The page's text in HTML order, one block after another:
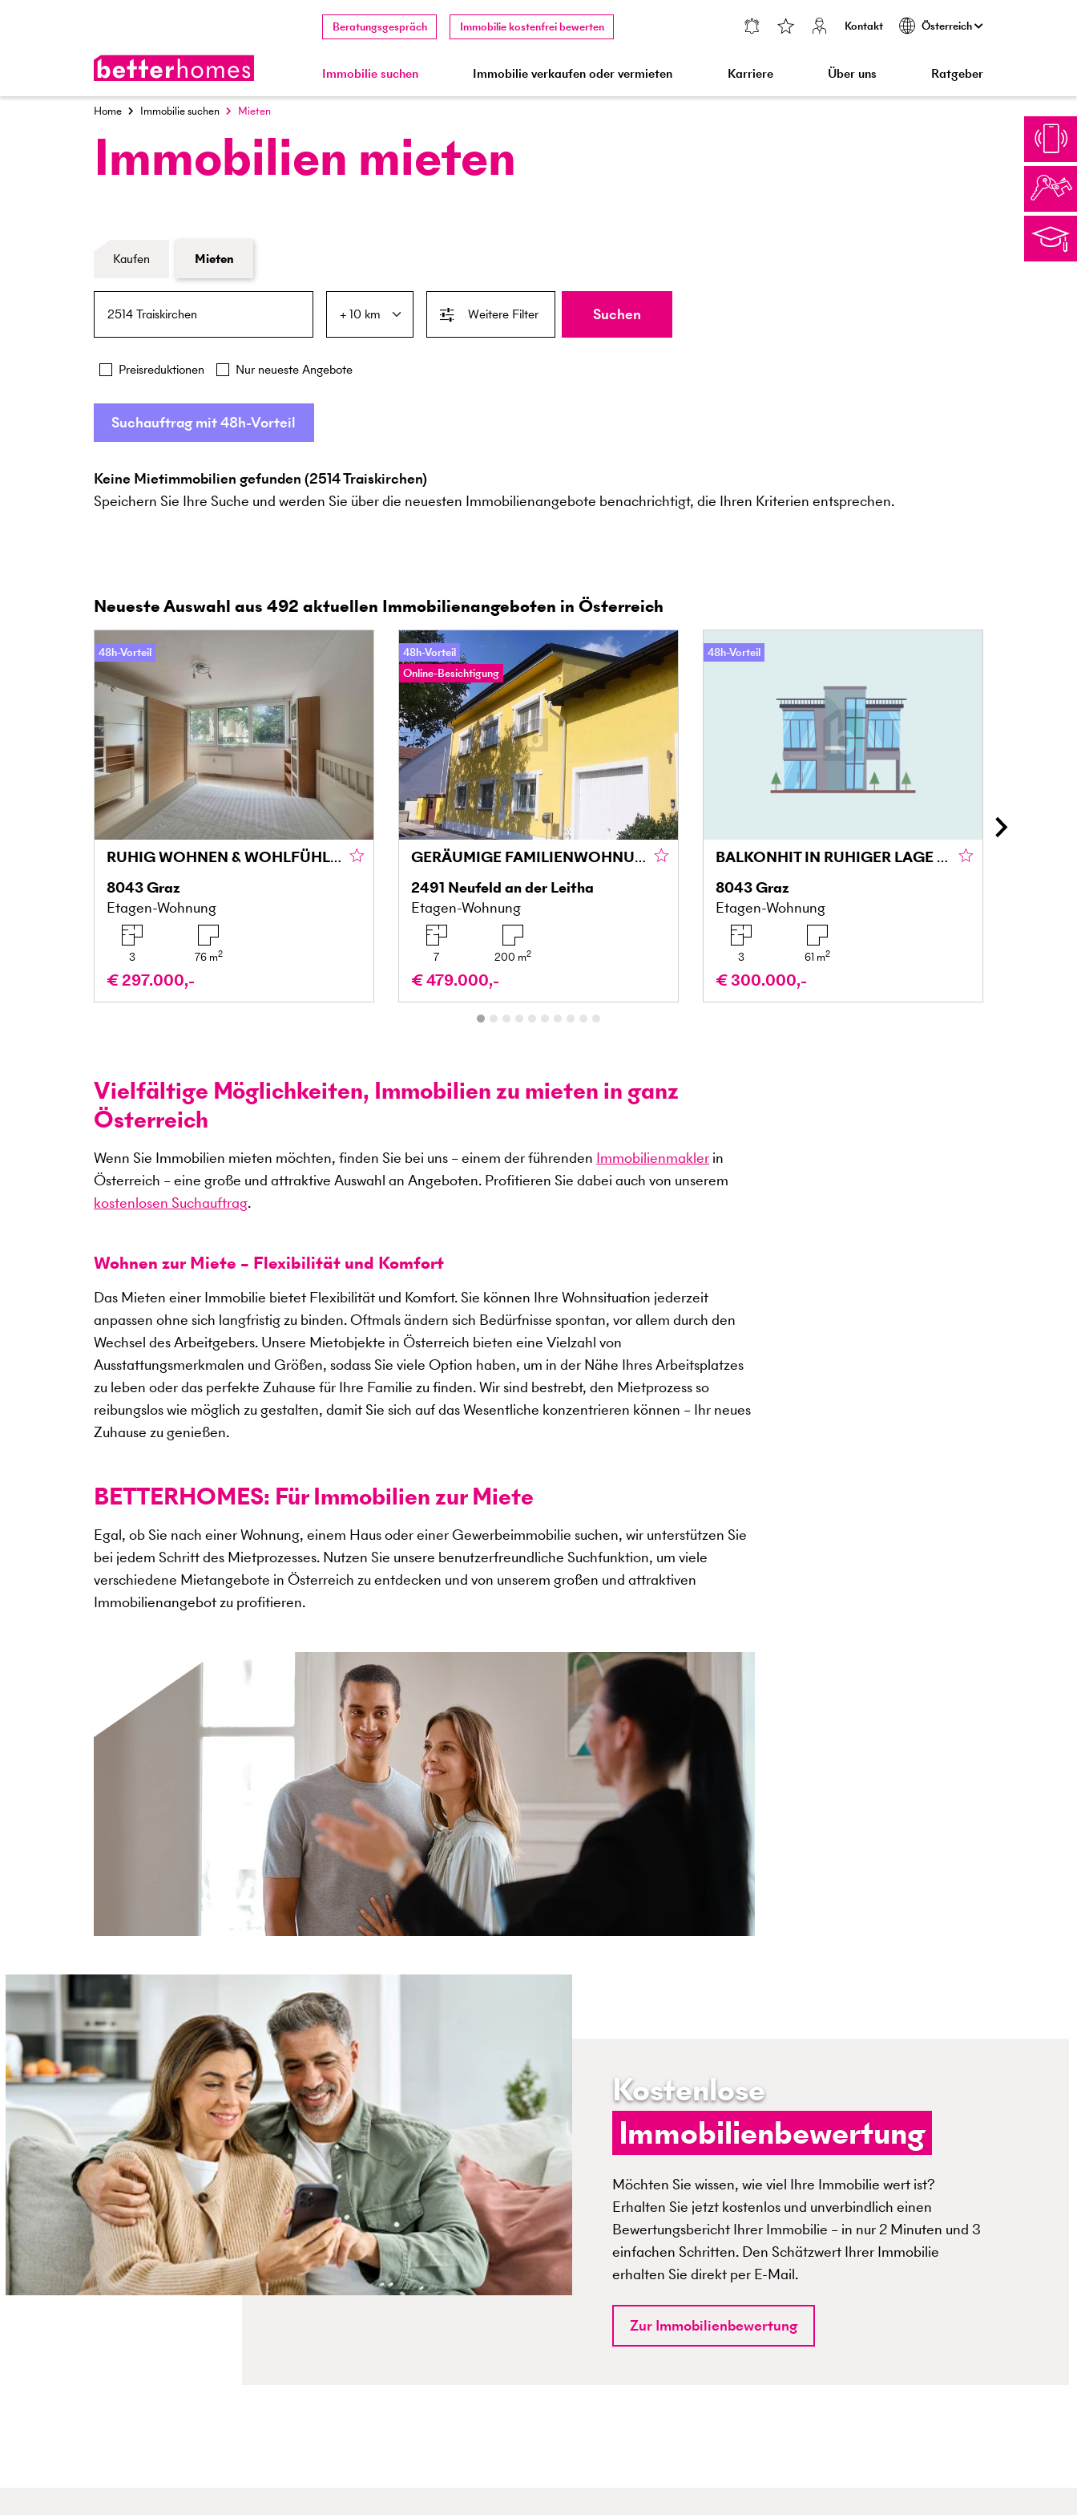
Beratungsgespräch Immobilie kostenfrei bewerten Kontakt Österreich
Immobilie suchen Immobilie verkaufen oder vermieten Karriere Über uns Ratgeber
Home Immobilie suchen Mieten
Immobilien mieten
Formular Immobiliensuche
Kaufen
Mieten
Weitere Filter
Preisreduktionen Nur neueste Angebote
Suchen
Suchauftrag mit 48h-Vorteil
Keine Mietimmobilien gefunden (2514 Traiskirchen)
Speichern Sie Ihre Suche und werden Sie über die neuesten Immobilienangebote benachrichtigt, die Ihren Kriterien entsprechen.
Neueste Auswahl aus 492 aktuellen Immobilienangeboten in Österreich
48h-Vorteil
RUHIG WOHNEN & WOHLFÜHLEN MIT BALKON IN DER MARIATROSTERSTRASSE
8043Graz
Etagen-Wohnung
3 76m2
€ 297.000,-
48h-Vorteil
Online-Besichtigung
GERÄUMIGE FAMILIENWOHNUNG MIT GROSSZÜGIGER TERRASSENLANDSCHAFT - EXTRA STUDIO
2491 Neufeld an der Leitha
Etagen-Wohnung
7 200 m2
€ 479.000,-
48h-Vorteil
BALKONHIT IN RUHIGER LAGE IM GRÜNEN GRAZ
8043Graz
Etagen-Wohnung
3 61 m2
€ 300.000,-
Vielfältige Möglichkeiten, Immobilien zu mieten in ganz
Österreich
Wenn Sie Immobilien mieten möchten, finden Sie bei uns – einem der führenden Immobilienmakler in
Österreich – eine große und attraktive Auswahl an Angeboten. Profitieren Sie dabei auch von unserem
kostenlosen Suchauftrag.
Wohnen zur Miete – Flexibilität und Komfort
Das Mieten einer Immobilie bietet Flexibilität und Komfort. Sie können Ihre Wohnsituation jederzeit
anpassen ohne sich langfristig zu binden. Oftmals ändern sich Bedürfnisse spontan, vor allem durch den
Wechsel des Arbeitgebers. Unsere Mietobjekte in Österreich bieten eine Vielzahl von
Ausstattungsmerkmalen und Größen, sodass Sie viele Option haben, um in der Nähe Ihres Arbeitsplatzes
zu leben oder das perfekte Zuhause für Ihre Familie zu finden. Wir sind bestrebt, den Mietprozess so
reibungslos wie möglich zu gestalten, damit Sie sich auf das Wesentliche konzentrieren können – Ihr neues
Zuhause zu genießen.
BETTERHOMES: Für Immobilien zur Miete
Egal, ob Sie nach einer Wohnung, einem Haus oder einer Gewerbeimmobilie suchen, wir unterstützen Sie
bei jedem Schritt des Mietprozesses. Nutzen Sie unsere benutzerfreundliche Suchfunktion, um viele
verschiedene Mietangebote in Österreich zu entdecken und von unserem großen und attraktiven
Immobilienangebot zu profitieren.
Kostenlose
Immobilienbewertung
Möchten Sie wissen, wie viel Ihre Immobilie wert ist?
Erhalten Sie jetzt kostenlos und unverbindlich einen
Bewertungsbericht Ihrer Immobilie – in nur 2 Minuten und 3
einfachen Schritten. Den Schätzwert Ihrer Immobilie
erhalten Sie direkt per E-Mail.
Zur Immobilienbewertung